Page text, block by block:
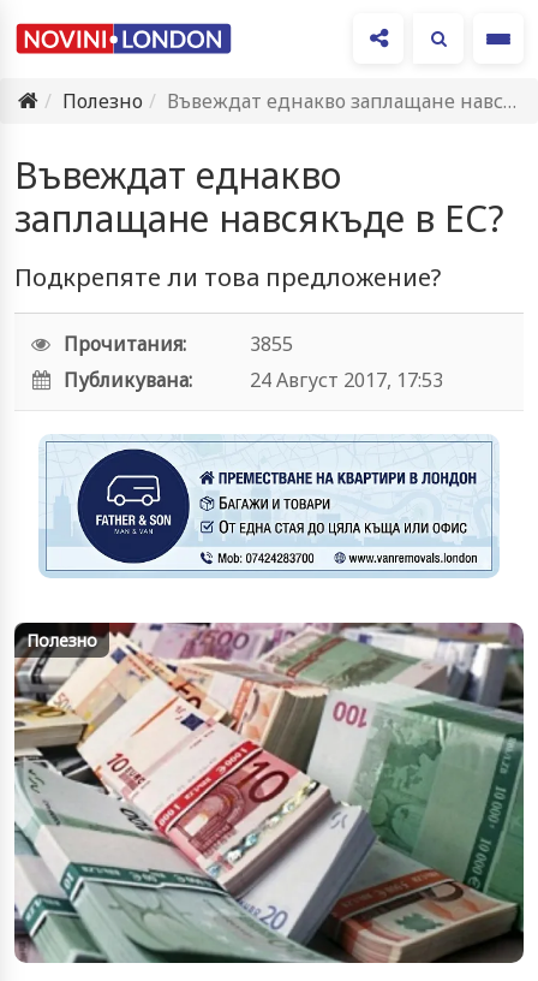
Полезно
Въвеждат еднакво заплащане навсякъде в ЕС?
Въвеждат еднакво
заплащане навсякъде в ЕС?
Подкрепяте ли това предложение?
Прочитания:
3855
Публикувана:
24 Август 2017, 17:53
Полезно